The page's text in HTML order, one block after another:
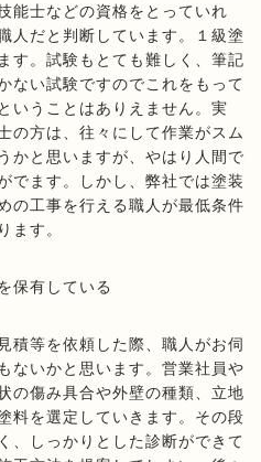
能士などの資格をとっていれ
人だと判断しています。１級塗
す。試験もとても難しく、筆記
ない試験ですのでこれをもって
いうことはありえません。実
の方は、往々にして作業がスム
かと思いますが、やはり人間で
でます。しかし、弊社では塗装
の工事を行える職人が最低条件
ます。
保有している
積等を依頼した際、職人がお伺
ないかと思います。営業社員や
の傷み具合や外壁の種類、立地
料を選定していきます。その段
、しっかりとした診断ができて